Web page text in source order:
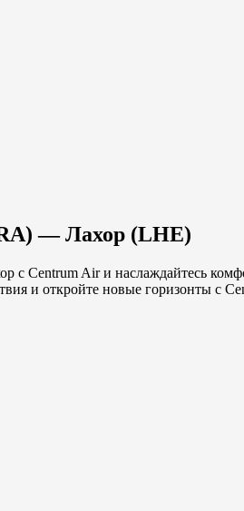
) —Лахор (LHE)
с Centrum Air и наслаждайтесь
и откройте новые горизонты с